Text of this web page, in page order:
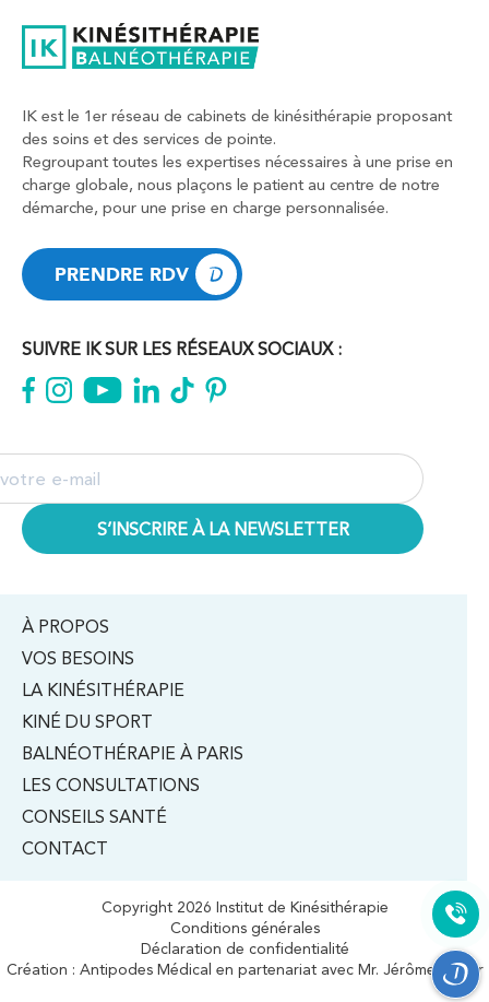
IK est le 1er réseau de cabinets de kinésithérapie proposant
des soins et des services de pointe.
Regroupant toutes les expertises nécessaires à une prise en
charge globale, nous plaçons le patient au centre de notre
démarche, pour une prise en charge personnalisée.
PRENDRE RDV
SUIVRE IK SUR LES RÉSEAUX SOCIAUX :
À PROPOS
VOS BESOINS
LA KINÉSITHÉRAPIE
KINÉ DU SPORT
BALNÉOTHÉRAPIE À PARIS
LES CONSULTATIONS
CONSEILS SANTÉ
CONTACT
Copyright 2026 Institut de Kinésithérapie
Conditions générales
Déclaration de confidentialité
Création : Antipodes Médical en partenariat avec Mr. Jérôme Auger